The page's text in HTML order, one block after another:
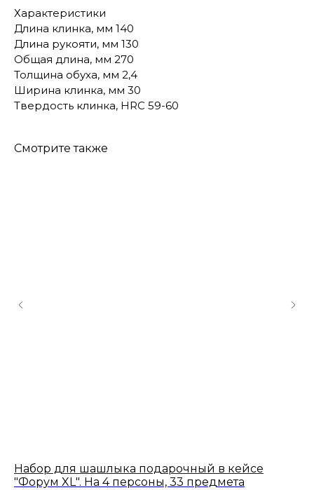
Характеристики
Длина клинка, мм 140
Длина рукояти, мм 130
Общая длина, мм 270
Толщина обуха, мм 2,4
Ширина клинка, мм 30
Твердость клинка, HRC 59-60
Смотрите также
Набор для шашлыка подарочный в кейсе
"Форум XL". На 4 персоны, 33 предмета
Будем рады продемонстрировать вам